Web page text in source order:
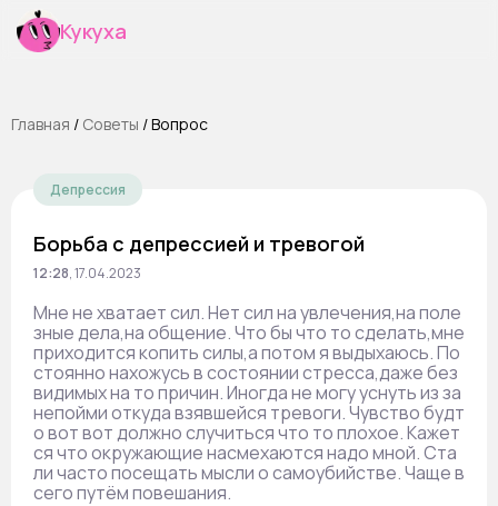
Кукуха
Главная / Cоветы /Вопрос
Депрессия
Борьба с депрессией и тревогой
12:28,17.04.2023
Мне не хватает сил. Нет сил на увлечения,на поле
зные дела,на общение. Что бы что то сделать,мне
приходится копить силы,а потом я выдыхаюсь. По
стоянно нахожусь в состоянии стресса,даже без
видимых на то причин. Иногда не могу уснуть из за
непойми откуда взявшейся тревоги. Чувство будт
о вот вот должно случиться что то плохое. Кажет
ся что окружающие насмехаются надо мной. Ста
ли часто посещать мысли о самоубийстве. Чаще в
сего путём повешания.